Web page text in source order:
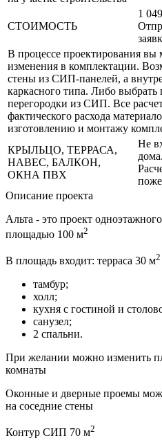
СТОИМОСТЬ
1
В процессе проектирования вы
изменения в комплектации.
стены из СИП-панелей, а
каркасного типа. Либо
перегородки из СИП. Все
фактического расхода
изготовлению и монтажу
КРЫЛЬЦО, ТЕРРАСА,
НАВЕС, БАЛКОН,
ОКНА ПВХ
Не
дома.
Описание проекта
Альта - это проект
площадью 100 м2
В площадь входит: терраса 30 м2
тамбур;
холл;
кухня с гостиной и
санузел;
2 спальни.
При желании можно изменить
комнаты
Оконные и дверные проемы
на соседние стены
Контур СИП 70 м2